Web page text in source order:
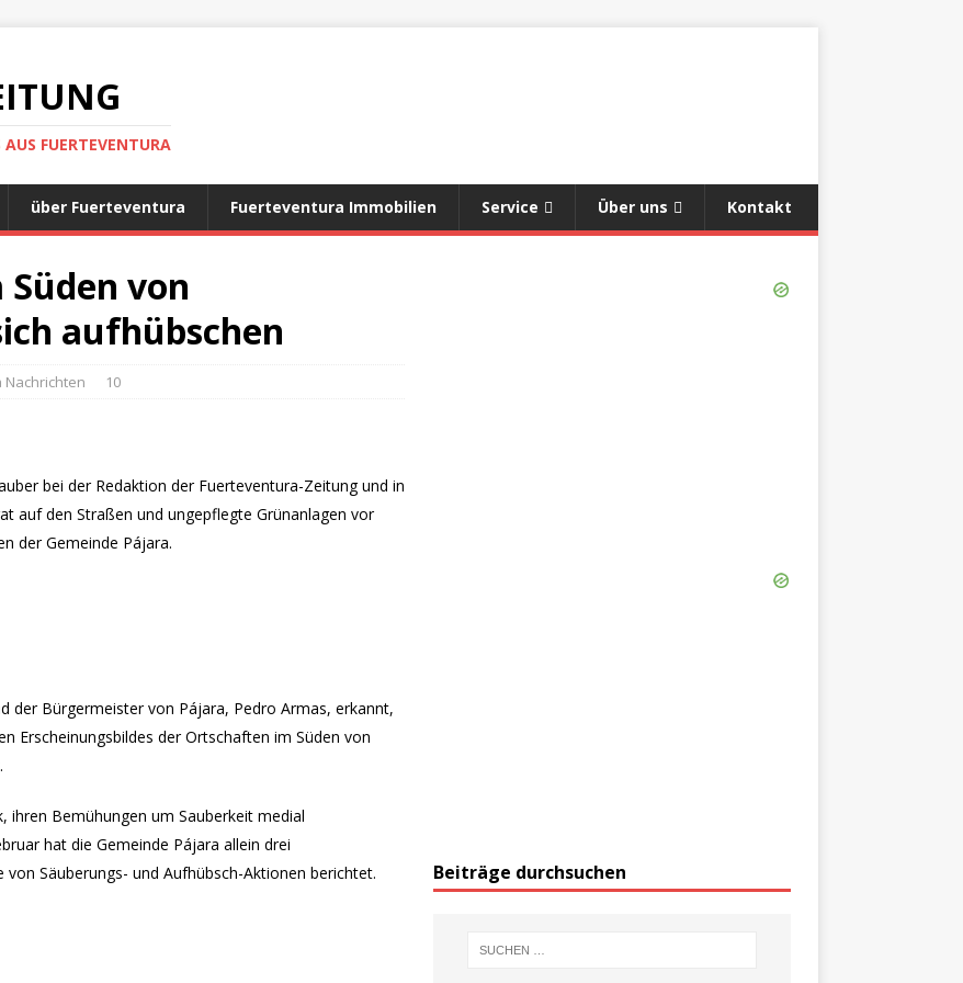
FUERTEVENTURA
über Fuerteventura Fuerteventura Immobilien Service Über uns Kontakt
von
aufhübschen
Nachrichten 10
bei der Redaktion der Fuerteventura-Zeitung und in
auf den Straßen und ungepflegte Grünanlagen vor
der Gemeinde Pájara.
der Bürgermeister von Pájara, Pedro Armas, erkannt,
Erscheinungsbildes der Ortschaften im Süden von
ihren Bemühungen um Sauberkeit medial
hat die Gemeinde Pájara allein drei
Säuberungs- und Aufhübsch-Aktionen berichtet.
Beiträge durchsuchen